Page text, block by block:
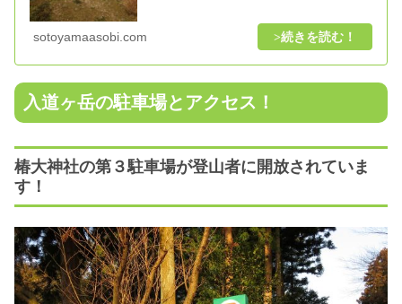
sotoyamaasobi.com
入道ヶ岳の駐車場とアクセス！
椿大神社の第３駐車場が登山者に開放されていま
す！